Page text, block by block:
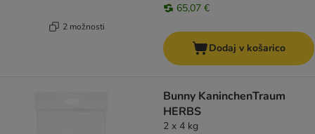
2 možnosti
65,07 €
Dodaj v košarico
Bunny KaninchenTraum
HERBS
2 x 4 kg